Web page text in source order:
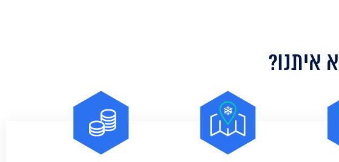
איתנו?